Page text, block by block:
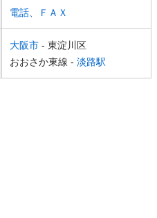
電話、ＦＡＸ
大阪市 - 東淀川区
おおさか東線 - 淡路駅